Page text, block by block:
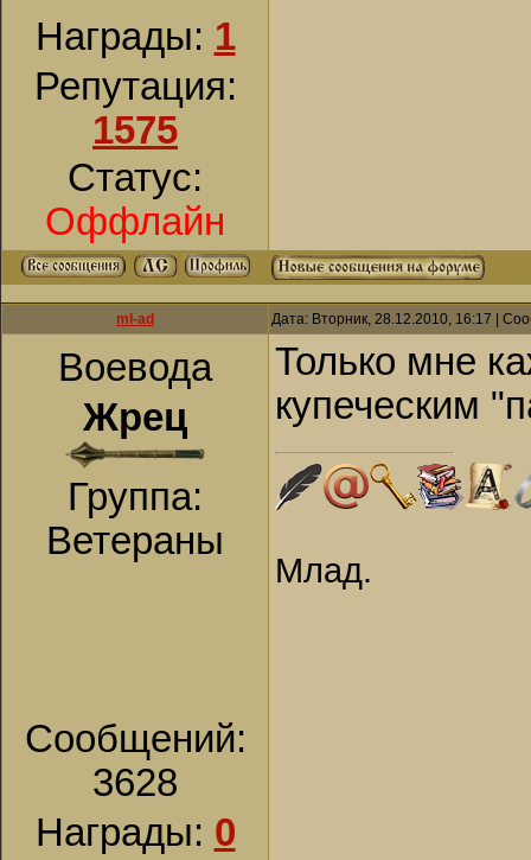
Награды: 1
Репутация:
1575
Статус:
Оффлайн
ml-ad Дата: Вторник, 28.12.2010, 16:17 |
Воевода
Жрец
Группа:
Ветераны
Сообщений:
3628
Награды: 0
Только мне
купеческим
Млад.